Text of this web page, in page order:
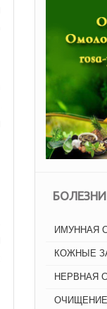
ИМУННАЯ
КОЖНЫЕ
НЕРВНАЯ